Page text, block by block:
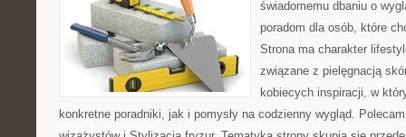
świadomemu dbaniu o
poradom dla osób, które
Strona ma charakter
związane z pielęgnacją
kobiecych inspiracji, w
konkretne poradniki, jak i pomysły na codzienny wygląd.